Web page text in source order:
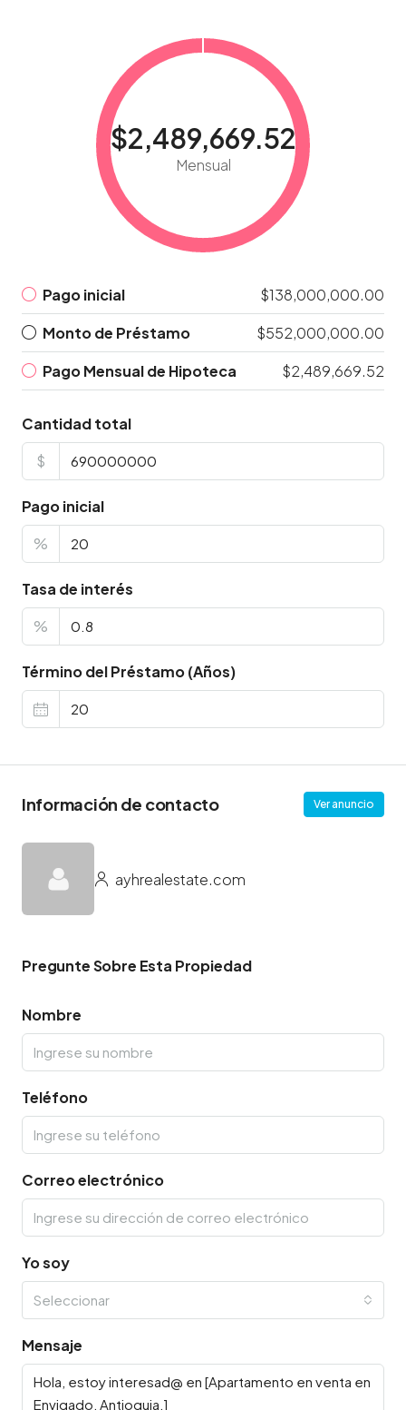
$2,489,669.52
Mensual
Pago inicial
$138,000,000.00
Monto de Préstamo
$552,000,000.00
Pago Mensual de Hipoteca
$2,489,669.52
Cantidad total
$
Pago inicial
%
Tasa de interés
%
Término del Préstamo (Años)
Información de contacto Ver anuncio
ayhrealestate.com
Pregunte Sobre Esta Propiedad
Nombre
Teléfono
Correo electrónico
Yo soy
Seleccionar
Mensaje